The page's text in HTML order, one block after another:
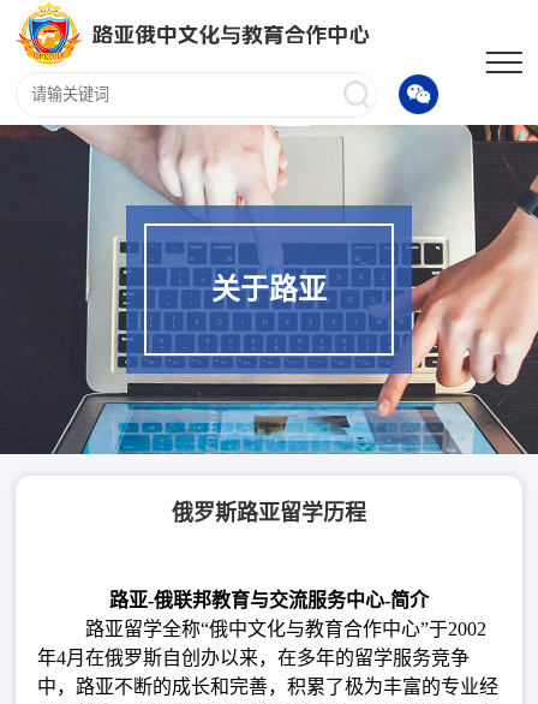
关于路亚
俄罗斯路亚留学历程
路亚-俄联邦教育与交流服务中心-简介
路亚留学全称“俄中文化与教育合作中心”于2002
年4月在俄罗斯自创办以来，在多年的留学服务竞争
中，路亚不断的成长和完善，积累了极为丰富的专业经